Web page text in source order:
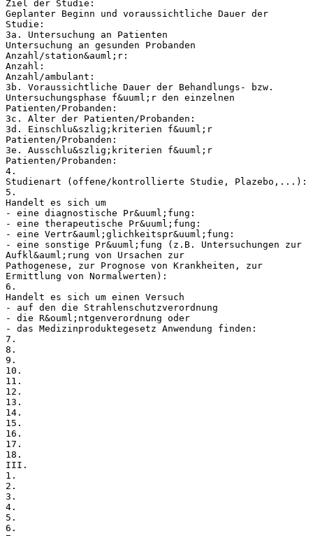
Ziel der Studie:
Geplanter Beginn und voraussichtliche Dauer der
Studie:
3a. Untersuchung an Patienten
Untersuchung an gesunden Probanden
Anzahl/station&auml;r:
Anzahl:
Anzahl/ambulant:
3b. Voraussichtliche Dauer der Behandlungs- bzw.
Untersuchungsphase f&uuml;r den einzelnen
Patienten/Probanden:
3c. Alter der Patienten/Probanden:
3d. Einschlu&szlig;kriterien f&uuml;r
Patienten/Probanden:
3e. Ausschlu&szlig;kriterien f&uuml;r
Patienten/Probanden:
4.
Studienart (offene/kontrollierte Studie, Plazebo,...):
5.
Handelt es sich um
- eine diagnostische Pr&uuml;fung:
- eine therapeutische Pr&uuml;fung:
- eine Vertr&auml;glichkeitspr&uuml;fung:
- eine sonstige Pr&uuml;fung (z.B. Untersuchungen zur
Aufkl&auml;rung von Ursachen zur
Pathogenese, zur Prognose von Krankheiten, zur
Ermittlung von Normalwerten):
6.
Handelt es sich um einen Versuch
- auf den die Strahlenschutzverordnung
- die R&ouml;ntgenverordnung oder
- das Medizinproduktegesetz Anwendung finden:
7.
8.
9.
10.
11.
12.
13.
14.
15.
16.
17.
18.
III.
1.
2.
3.
4.
5.
6.